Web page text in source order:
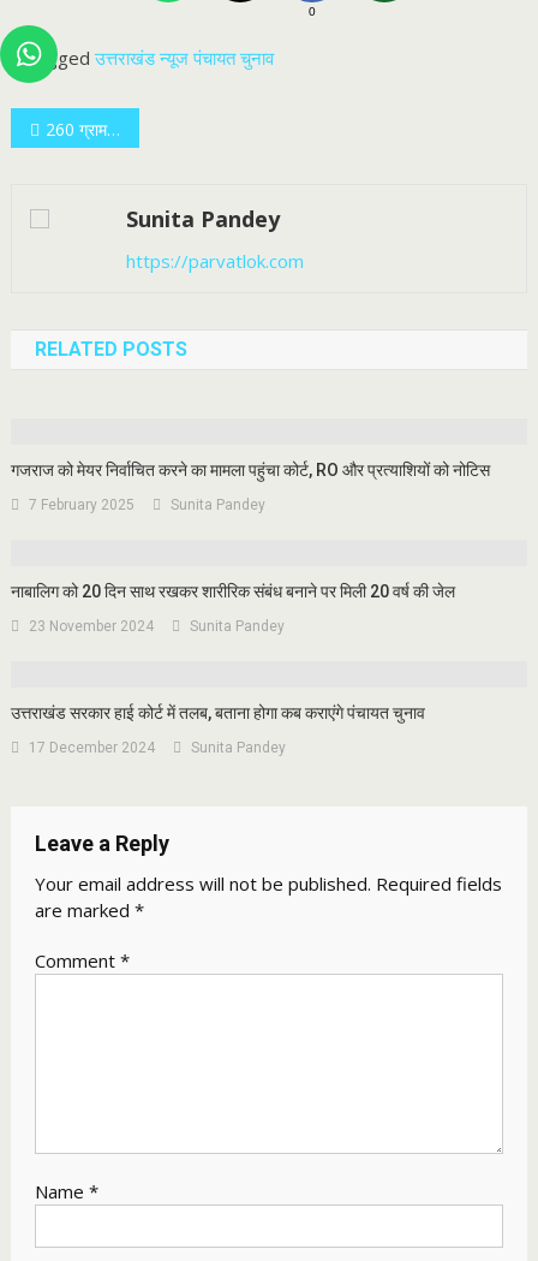
0
Taggedउत्तराखंड न्यूज पंचायत चुनाव
Post
260 ग्राम स्मैक की कीमत: डेढ़ लाख जुर्माना, 12 साल जेल
Sunita Pandey
https://parvatlok.com
RELATED POSTS
गजराज को मेयर निर्वाचित करने का मामला पहुंचा कोर्ट, RO और प्रत्याशियों को नोटिस
7 February 2025 Sunita Pandey
नाबालिग को 20 दिन साथ रखकर शारीरिक संबंध बनाने पर मिली 20 वर्ष की जेल
23 November 2024 Sunita Pandey
उत्तराखंड सरकार हाई कोर्ट में तलब, बताना होगा कब कराएंगे पंचायत चुनाव
17 December 2024 Sunita Pandey
Leave a Reply
Your email address will not be published. Required fields
are marked *
Comment *
Name *